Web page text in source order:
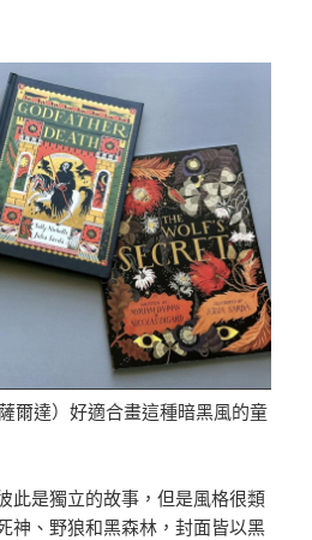
薩爾達）好適合畫這種暗黑風的童
此是獨立的故事，但是風格很類
神、野狼和黑森林，封面皆以黑